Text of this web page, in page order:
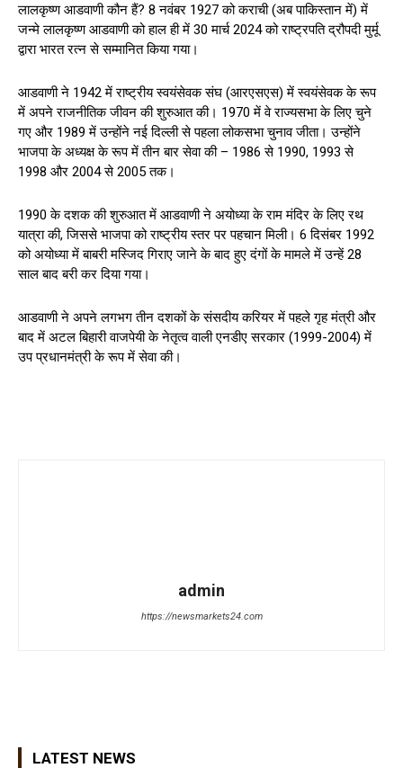
लालकृष्ण आडवाणी कौन हैं? 8 नवंबर 1927 को कराची (अब पाकिस्तान में) में
जन्मे लालकृष्ण आडवाणी को हाल ही में 30 मार्च 2024 को राष्ट्रपति द्रौपदी मुर्मू
द्वारा भारत रत्न से सम्मानित किया गया।
आडवाणी ने 1942 में राष्ट्रीय स्वयंसेवक संघ (आरएसएस) में स्वयंसेवक के रूप
में अपने राजनीतिक जीवन की शुरुआत की। 1970 में वे राज्यसभा के लिए चुने
गए और 1989 में उन्होंने नई दिल्ली से पहला लोकसभा चुनाव जीता। उन्होंने
भाजपा के अध्यक्ष के रूप में तीन बार सेवा की – 1986 से 1990, 1993 से
1998 और 2004 से 2005 तक।
1990 के दशक की शुरुआत में आडवाणी ने अयोध्या के राम मंदिर के लिए रथ
यात्रा की, जिससे भाजपा को राष्ट्रीय स्तर पर पहचान मिली। 6 दिसंबर 1992
को अयोध्या में बाबरी मस्जिद गिराए जाने के बाद हुए दंगों के मामले में उन्हें 28
साल बाद बरी कर दिया गया।
आडवाणी ने अपने लगभग तीन दशकों के संसदीय करियर में पहले गृह मंत्री और
बाद में अटल बिहारी वाजपेयी के नेतृत्व वाली एनडीए सरकार (1999-2004) में
उप प्रधानमंत्री के रूप में सेवा की।
admin
https://newsmarkets24.com
LATEST NEWS